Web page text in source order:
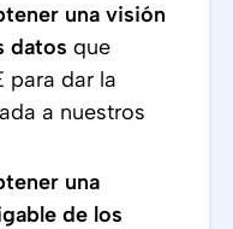
una visión
datos que
para dar la
a nuestros
una
de los